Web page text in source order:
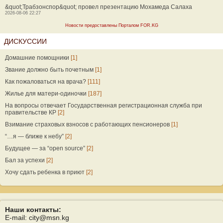
&quot;Трабзонспор&quot; провел презентацию Мохамеда Салаха
2026-08-06 22:27
Новости предоставлены Порталом FOR.KG
ДИСКУССИИ
Домашние помощники [1]
Звание должно быть почетным [1]
Как пожаловаться на врача? [111]
Жилье для матери-одиночки [187]
На вопросы отвечает Государственная регистрационная служба при
правительстве КР [2]
Взимание страховых взносов с работающих пенсионеров [1]
“…я — ближе к небу” [2]
Будущее — за “open source” [2]
Бал за успехи [2]
Хочу сдать ребенка в приют [2]
Наши контакты:
E-mail: city@msn.kg